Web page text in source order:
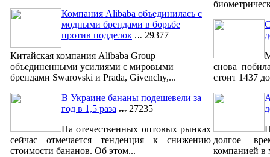
Компания Alibaba объединилась с
модными брендами в борьбе
против подделок
29377
Китайская компания Alibaba Group
объединенными усилиями с мировыми
брендами Swarovski и Prada, Givenchy,...
В Украине бананы подешевели за
год в 1,5 раза
27235
На отечественных оптовых рынках
сейчас отмечается тенденция к снижению
стоимости бананов. Об этом...
снова
стоит 1437
долгое
компанией в